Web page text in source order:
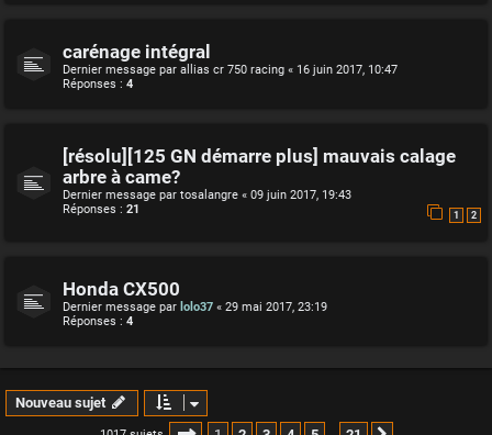
carénage intégral
Dernier message par allias cr 750 racing « 16 juin 2017, 10:47
Réponses : 4
[résolu][125 GN démarre plus] mauvais calage
arbre à came?
Dernier message par tosalangre « 09 juin 2017, 19:43
Réponses : 21 1 2
Honda CX500
Dernier message par lolo37 « 29 mai 2017, 23:19
Réponses : 4
Nouveau sujet